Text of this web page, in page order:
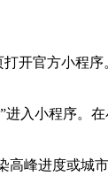
开官方小程
入小程序。
峰进度或城